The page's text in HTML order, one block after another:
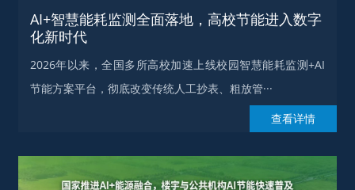
AI+智慧能耗监测全面落地，高校节能进入数字
化新时代
2026年以来，全国多所高校加速上线校园智慧能耗监测+AI
节能方案平台，彻底改变传统人工抄表、粗放管···
查看详情